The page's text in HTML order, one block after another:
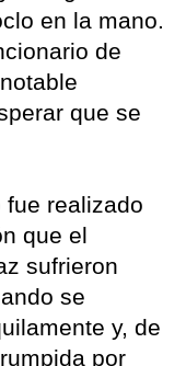
en la mano.
de
que se
fue realizado
que el
sufrieron
se
y, de
por